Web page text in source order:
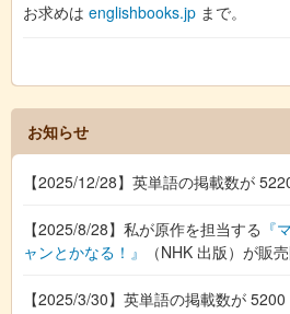
お求めは englishbooks.jp まで。
お知らせ
【2025/12/28】英単語の掲載数が
【2025/8/28】私が原作を担当する 『
ャンとかなる！』
（NHK 出版）が販
【2025/3/30】英単語の掲載数が 5200